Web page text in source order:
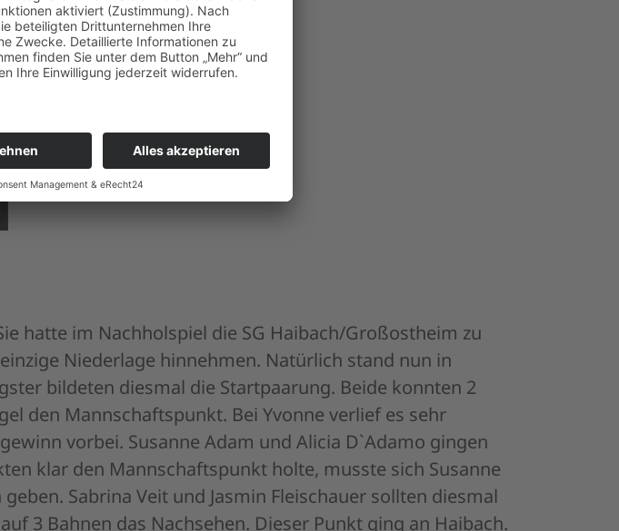
hatte im Nachholspiel die SG Haibach/Großostheim zu
Niederlage hinnehmen. Natürlich stand nun in
bildeten diesmal die Startpaarung. Beide konnten 2
den Mannschaftspunkt. Bei Yvonne verlief es sehr
vorbei. Susanne Adam und Alicia D`Adamo gingen
klar den Mannschaftspunkt holte, musste sich Susanne
Sabrina Veit und Jasmin Fleischauer sollten diesmal
3 Bahnen das Nachsehen. Dieser Punkt ging an Haibach.